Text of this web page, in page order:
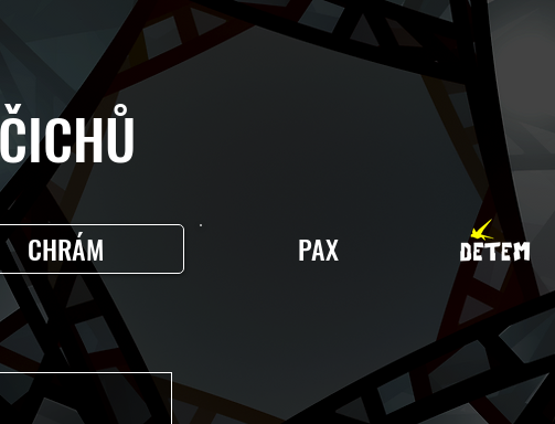
CHRÁM PAX